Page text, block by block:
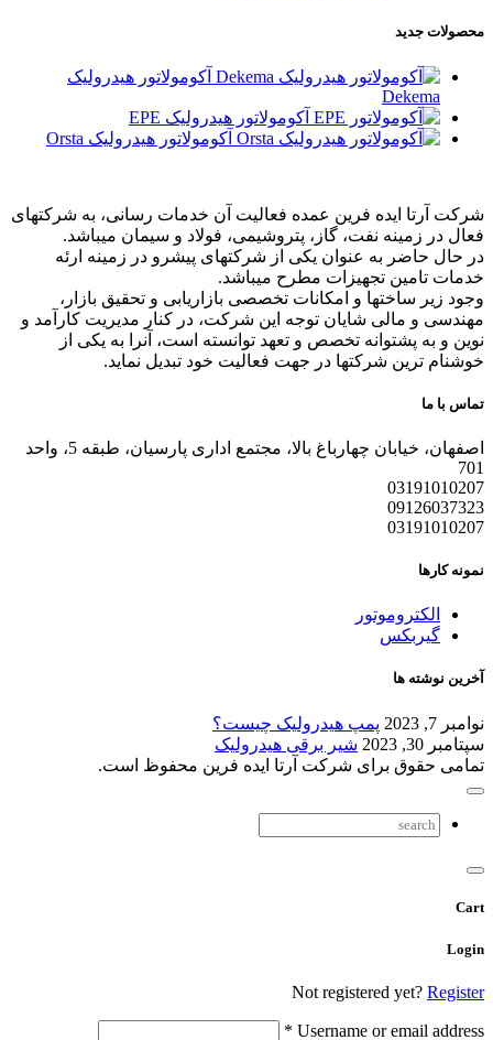
محصولات جدید
آکومولاتور هیدرولیک
Dekema
آکومولاتور هیدرولیک EPE
آکومولاتور هیدرولیک Orsta
شرکت آرتا ایده فرین عمده فعالیت آن خدمات رسانی، به شرکتهای
فعال در زمینه نفت، گاز، پتروشیمی، فولاد و سیمان میباشد.
در حال حاضر به عنوان یکی از شرکتهای پیشرو در زمینه ارئه
خدمات تامین تجهیزات مطرح میباشد.
وجود زیر ساختها و امکانات تخصصی بازاریابی و تحقیق بازار،
مهندسی و مالی شایان توجه این شرکت، در کنار مدیریت کارآمد و
نوین و به پشتوانه تخصص و تعهد توانسته است، آنرا به یکی از
خوشنام ترین شرکتها در جهت فعالیت خود تبدیل نماید.
تماس با ما
اصفهان، خیابان چهارباغ بالا، مجتمع اداری پارسیان، طبقه 5، واحد
701
03191010207
09126037323
03191010207
نمونه کارها
الکتروموتور
گیربکس
آخرین نوشته ها
نوامبر 7, 2023
پمپ هیدرولیک چیست؟
سپتامبر 30, 2023
شیر برقی هیدرولیک
تمامی حقوق برای شرکت آرتا ایده فرین محفوظ است.
Cart
Login
Not registered yet? Register
Username or email address
*